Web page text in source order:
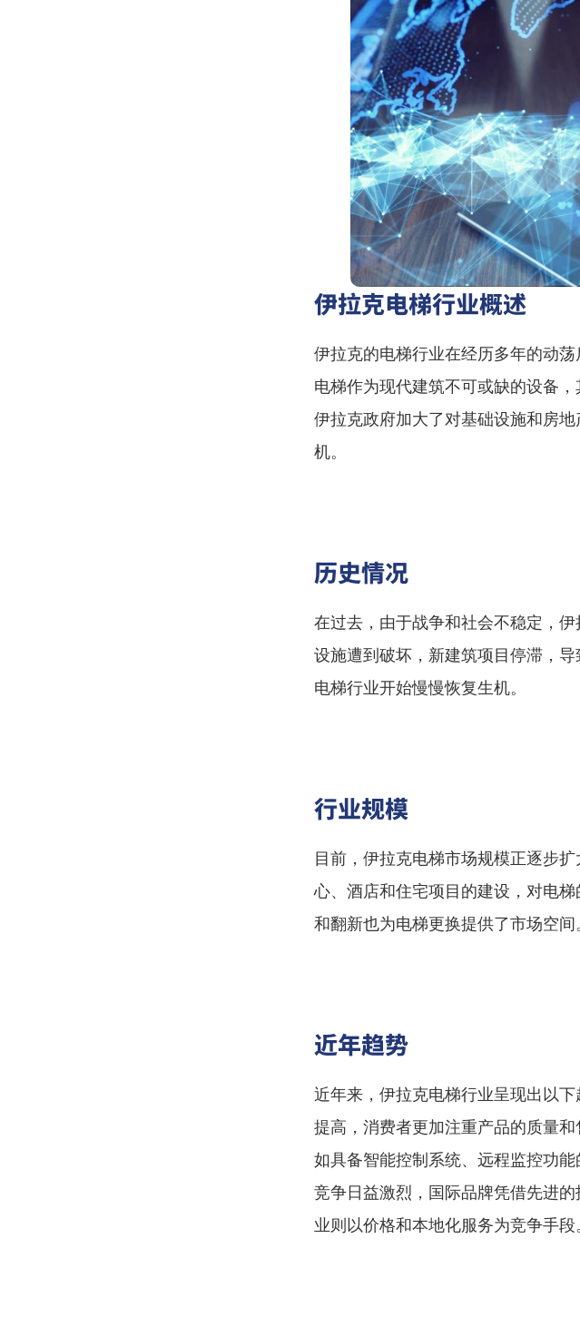
伊拉克电梯行业概述
伊拉克的电梯行业在经历多年的动
电梯作为现代建筑不可或缺的设备
伊拉克政府加大了对基础设施和房
机。
历史情况
在过去，由于战争和社会不稳定，
设施遭到破坏，新建筑项目停滞，
电梯行业开始慢慢恢复生机。
行业规模
目前，伊拉克电梯市场规模正逐步
心、酒店和住宅项目的建设，对电
和翻新也为电梯更换提供了市场空间
近年趋势
近年来，伊拉克电梯行业呈现出以
提高，消费者更加注重产品的质量
如具备智能控制系统、远程监控功
竞争日益激烈，国际品牌凭借先进
业则以价格和本地化服务为竞争手段